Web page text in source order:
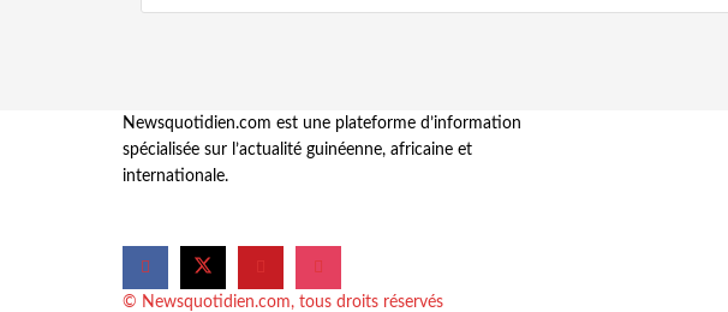
Newsquotidien.com est une plateforme d’information
spécialisée sur l’actualité guinéenne, africaine et
internationale.
© Newsquotidien.com, tous droits réservés